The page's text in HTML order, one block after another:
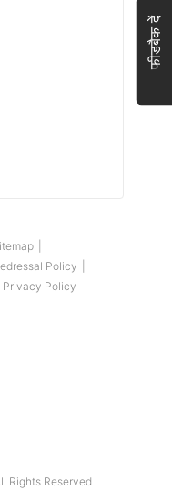
Policy
Privacy Policy
Rights Reserved
फीडबैक दें